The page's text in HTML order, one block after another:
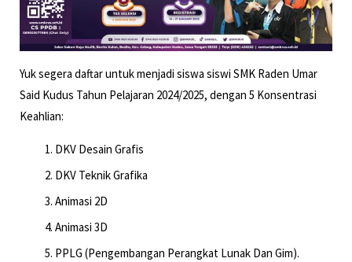
Yuk segera daftar untuk menjadi siswa siswi SMK Raden Umar
Said Kudus Tahun Pelajaran 2024/2025, dengan 5 Konsentrasi
Keahlian:
DKV Desain Grafis
DKV Teknik Grafika
Animasi 2D
Animasi 3D
PPLG (Pengembangan Perangkat Lunak Dan Gim).